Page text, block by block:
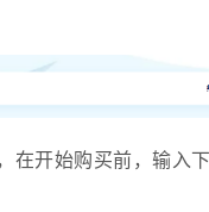
在开始购买前，输入